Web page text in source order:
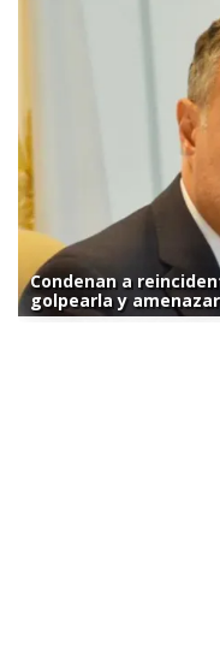
Condenan a
golpearla y